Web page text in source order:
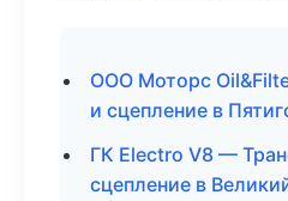
ООО Моторс
и сцепление в
ГК Electro V8 —
сцепление в